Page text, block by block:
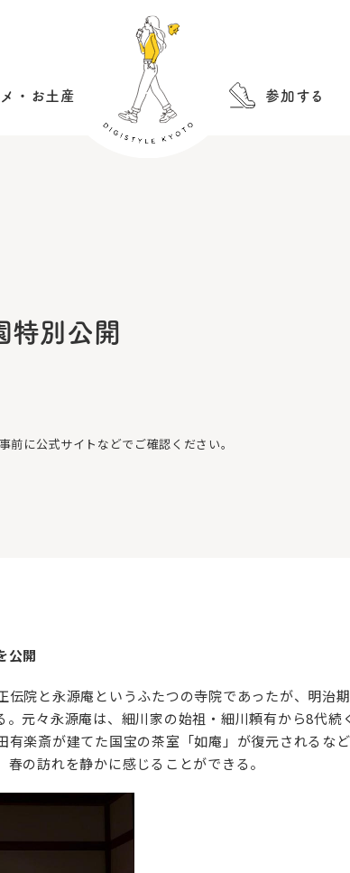
メ・お土産 参加する
別公開
に公式サイトなどでご確認ください。
公開
院と永源庵というふたつの寺院であったが、明治
元々永源庵は、細川家の始祖・細川頼有から8代
楽斎が建てた国宝の茶室「如庵」が復元されるな
の訪れを静かに感じることができる。